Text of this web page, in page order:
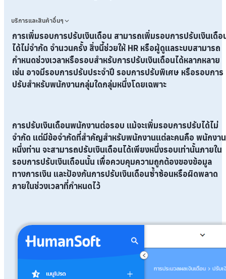
บริการและสินค้าอื่นๆ
การเพิ่มรอบการปรับเงินเดือน สามารถเพิ่มรอบการปรับเงินเดือ
ได้ไม่จำกัด จำนวนครั้ง สิ่งนี้ช่วยให้ HR หรือผู้ดูแลระบบสามารถ
กำหนดช่วงเวลาหรือรอบสำหรับการปรับเงินเดือนได้หลากหลาย
เช่น อาจมีรอบการปรับประจำปี รอบการปรับพิเศษ หรือรอบการ
ปรับสำหรับพนักงานกลุ่มใดกลุ่มหนึ่งโดยเฉพาะ
การปรับเงินเดือนพนักงานต่อรอบ แม้จะเพิ่มรอบการปรับได้ไม่
จำกัด แต่มีข้อจำกัดที่สำคัญสำหรับพนักงานแต่ละคนคือ พนักงาน
หนึ่งท่าน จะสามารถปรับเงินเดือนได้เพียงหนึ่งรอบเท่านั้นภายใน
รอบการปรับเงินเดือนนั้น เพื่อควบคุมความถูกต้องของข้อมูล
ทางการเงิน และป้องกันการปรับเงินเดือนซ้ำซ้อนหรือผิดพลาด
ภายในช่วงเวลาที่กำหนดไว้